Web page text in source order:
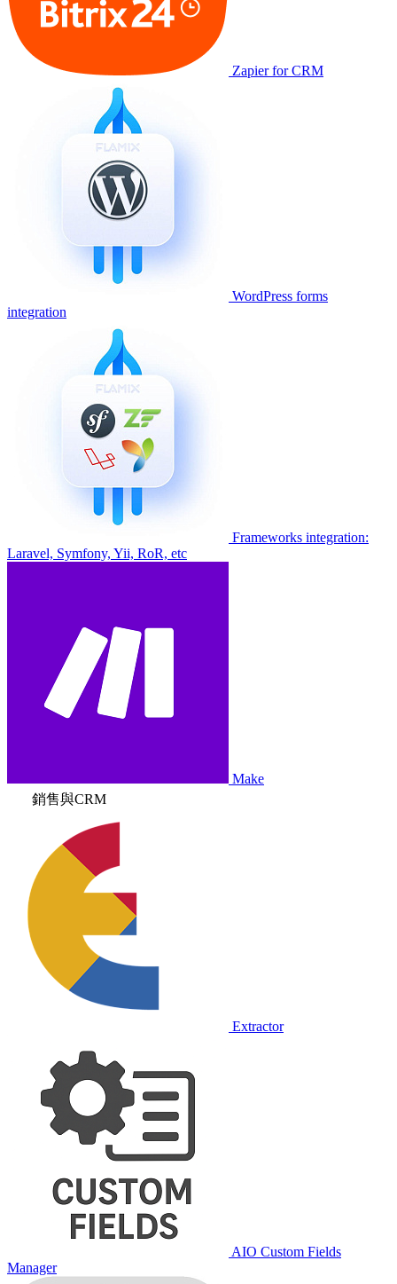
Zapier for CRM
WordPress forms
integration
Frameworks integration:
Laravel, Symfony, Yii, RoR, etc
Make
銷售與CRM
Extractor
AIO Custom Fields
Manager